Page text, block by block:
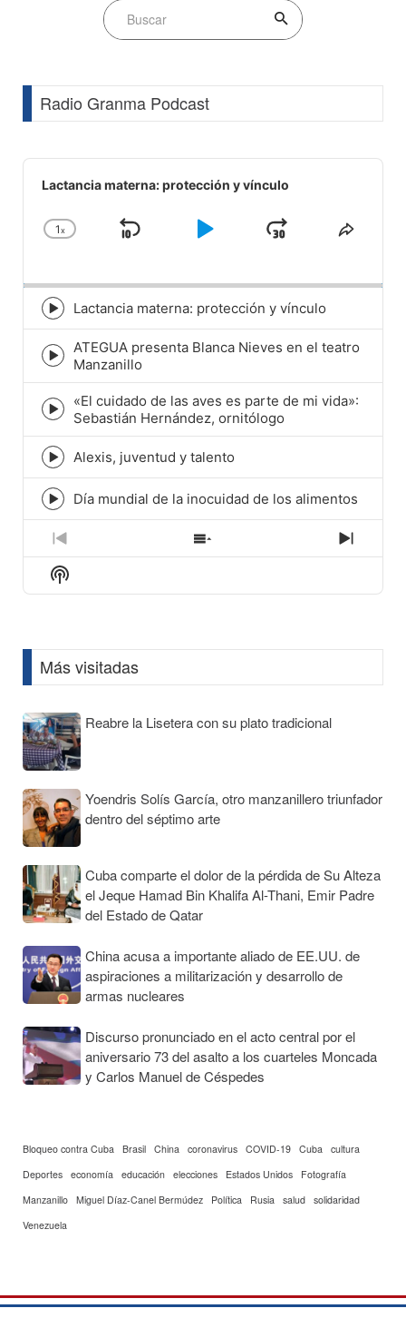
Radio Granma Podcast
Audio
Player
Lactancia materna: protección y vínculo
Change
1x
Skip
Play
JumpShare
Episode
play
icon
Lactancia materna: protección y vínculo
Episode
play
icon
ATEGUA presenta Blanca Nieves en el teatro
Manzanillo
Episode
play
icon
«El cuidado de las aves es parte de mi vida»:
Sebastián Hernández, ornitólogo
Episode
play
icon
Alexis, juventud y talento
Episode
play
icon
Día mundial de la inocuidad de los alimentos
Previous
Episode
Show
Episodes
Next
Show
Podcast
Más visitadas
Reabre la Lisetera con su plato tradicional
Yoendris Solís García, otro manzanillero triunfador
dentro del séptimo arte
Cuba comparte el dolor de la pérdida de Su Alteza
el Jeque Hamad Bin Khalifa Al-Thani, Emir Padre
del Estado de Qatar
China acusa a importante aliado de EE.UU. de
aspiraciones a militarización y desarrollo de
armas nucleares
Discurso pronunciado en el acto central por el
aniversario 73 del asalto a los cuarteles Moncada
y Carlos Manuel de Céspedes
Bloqueo contra Cuba Brasil China coronavirus COVID-19 Cuba
cultura
Deportes economía educación elecciones Estados Unidos
Fotografía
Manzanillo Miguel Díaz-Canel Bermúdez Política Rusia salud solidaridad
Venezuela